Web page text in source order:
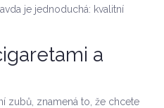
je jednoduchá: kvalitní
a
zubů, znamená to, že chcete